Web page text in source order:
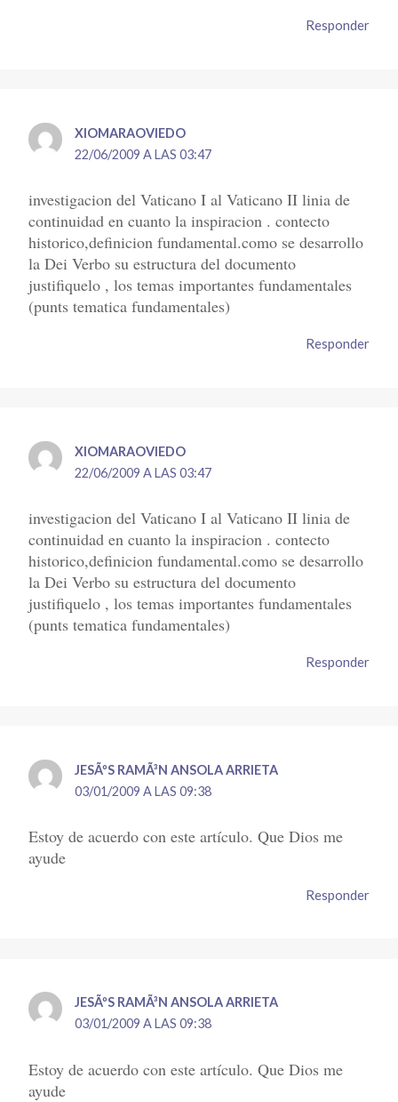
Responder
XIOMARAOVIEDO
22/06/2009 A LAS 03:47
investigacion del Vaticano I al Vaticano II linia de
continuidad en cuanto la inspiracion . contecto
historico,definicion fundamental.como se desarrollo
la Dei Verbo su estructura del documento
justifiquelo , los temas importantes fundamentales
(punts tematica fundamentales)
Responder
XIOMARAOVIEDO
22/06/2009 A LAS 03:47
investigacion del Vaticano I al Vaticano II linia de
continuidad en cuanto la inspiracion . contecto
historico,definicion fundamental.como se desarrollo
la Dei Verbo su estructura del documento
justifiquelo , los temas importantes fundamentales
(punts tematica fundamentales)
Responder
JESÃºS RAMÃ³N ANSOLA ARRIETA
03/01/2009 A LAS 09:38
Estoy de acuerdo con este artículo. Que Dios me
ayude
Responder
JESÃºS RAMÃ³N ANSOLA ARRIETA
03/01/2009 A LAS 09:38
Estoy de acuerdo con este artículo. Que Dios me
ayude